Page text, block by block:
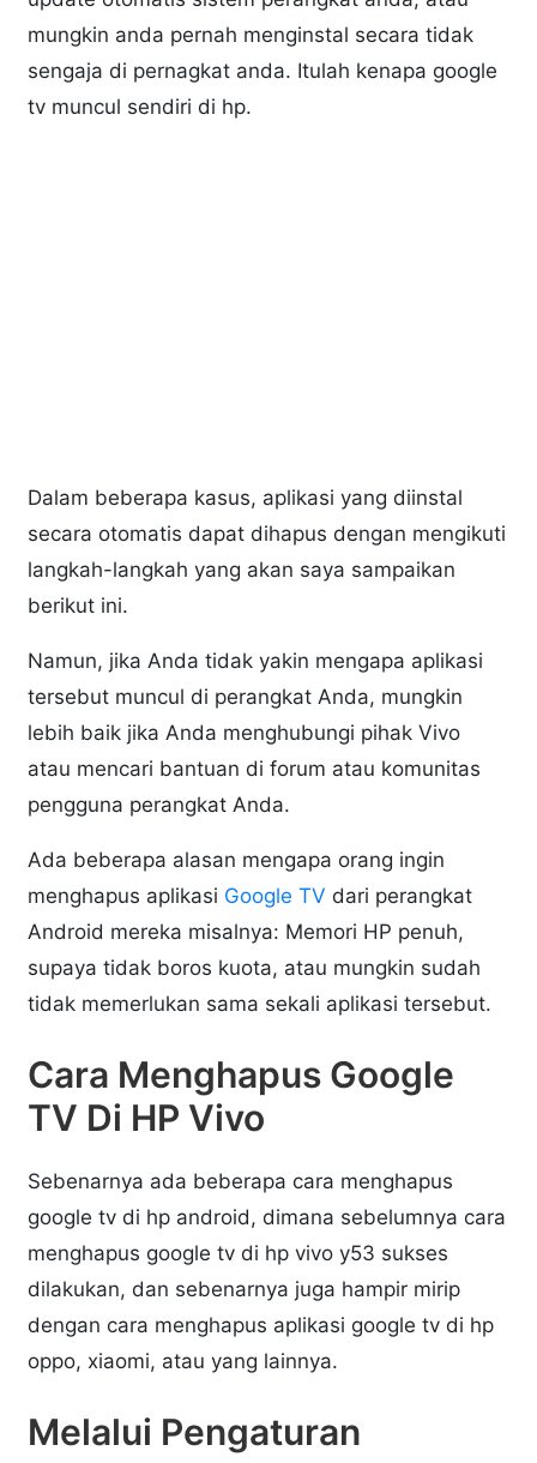
mungkin anda pernah menginstal secara tidak
sengaja di pernagkat anda. Itulah kenapa google
tv muncul sendiri di hp.
Dalam beberapa kasus, aplikasi yang diinstal
secara otomatis dapat dihapus dengan mengikuti
langkah-langkah yang akan saya sampaikan
berikut ini.
Namun, jika Anda tidak yakin mengapa aplikasi
tersebut muncul di perangkat Anda, mungkin
lebih baik jika Anda menghubungi pihak Vivo
atau mencari bantuan di forum atau komunitas
pengguna perangkat Anda.
Ada beberapa alasan mengapa orang ingin
menghapus aplikasi Google TV dari perangkat
Android mereka misalnya: Memori HP penuh,
supaya tidak boros kuota, atau mungkin sudah
tidak memerlukan sama sekali aplikasi tersebut.
Cara Menghapus Google
TV Di HP Vivo
Sebenarnya ada beberapa cara menghapus
google tv di hp android, dimana sebelumnya cara
menghapus google tv di hp vivo y53 sukses
dilakukan, dan sebenarnya juga hampir mirip
dengan cara menghapus aplikasi google tv di hp
oppo, xiaomi, atau yang lainnya.
Melalui Pengaturan